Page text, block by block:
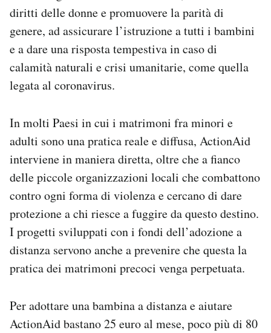
diritti delle donne e promuovere la parità di
genere, ad assicurare l’istruzione a tutti i bambini
e a dare una risposta tempestiva in caso di
calamità naturali e crisi umanitarie, come quella
legata al coronavirus.
In molti Paesi in cui i matrimoni fra minori e
adulti sono una pratica reale e diffusa, ActionAid
interviene in maniera diretta, oltre che a fianco
delle piccole organizzazioni locali che combattono
contro ogni forma di violenza e cercano di dare
protezione a chi riesce a fuggire da questo destino.
I progetti sviluppati con i fondi dell’adozione a
distanza servono anche a prevenire che questa la
pratica dei matrimoni precoci venga perpetuata.
Per adottare una bambina a distanza e aiutare
ActionAid bastano 25 euro al mese, poco più di 80